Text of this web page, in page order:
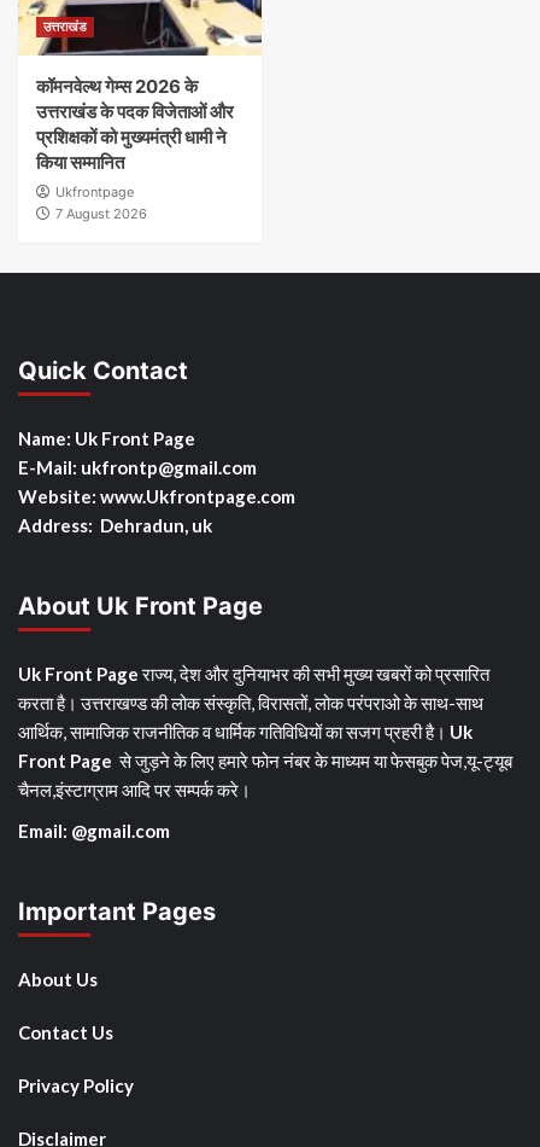
उत्तराखंड
कॉमनवेल्थ गेम्स 2026 के
उत्तराखंड के पदक विजेताओं और
प्रशिक्षकों को मुख्यमंत्री धामी ने
किया सम्मानित
Ukfrontpage
7 August 2026
Quick Contact
Name: Uk Front Page
E-Mail: ukfrontp@gmail.com
Website: www.Ukfrontpage.com
Address: Dehradun, uk
About Uk Front Page
Uk Front Pageराज्य, देश और दुनियाभर की सभी मुख्य खबरों को प्रसारित
करता है। उत्तराखण्ड की लोक संस्कृति, विरासतों, लोक परंपराओ के साथ-साथ
आर्थिक, सामाजिक राजनीतिक व धार्मिक गतिविधियों का सजग प्रहरी है। Uk
Front Page से जुड़ने के लिए हमारे फोन नंबर के माध्यम या फेसबुक पेज,यू-ट्यूब
चैनल,इंस्टाग्राम आदि पर सम्पर्क करे।
Email: @gmail.com
Important Pages
About Us
Contact Us
Privacy Policy
Disclaimer